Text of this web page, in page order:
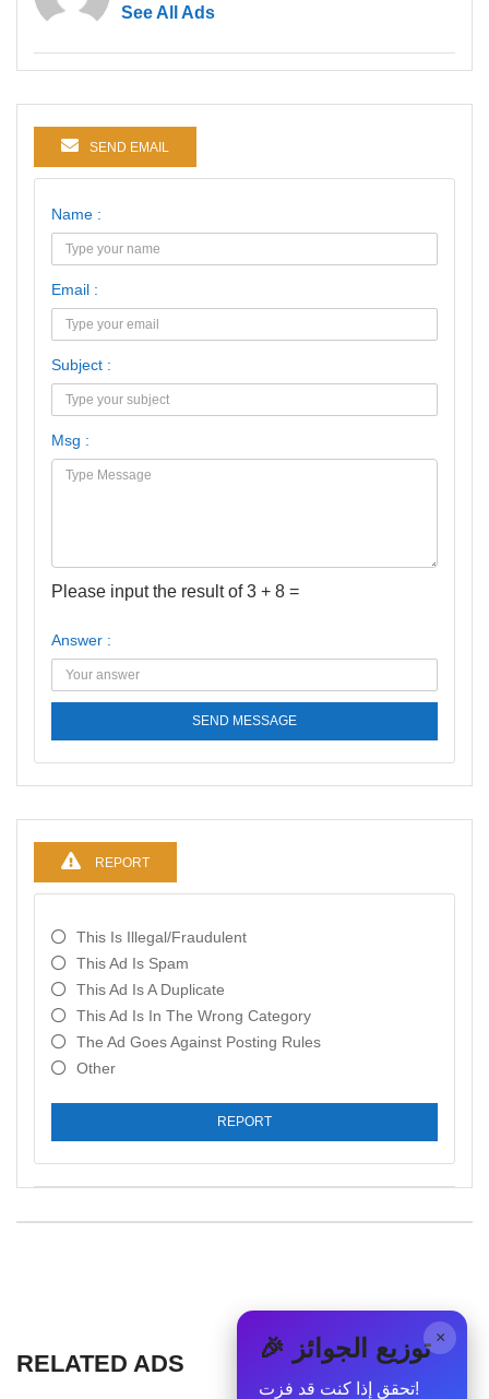
See All Ads
SEND EMAIL
Name :
Email :
Subject :
Msg :
Please input the result of 3 + 8 =
Answer :
SEND MESSAGE
REPORT
This Is Illegal/fraudulent
This Ad Is Spam
This Ad Is A Duplicate
This Ad Is In The Wrong Category
The Ad Goes Against Posting Rules
Other
REPORT
RELATED ADS
× 🎉 توزيع الجوائز
تحقق إذا كنت قد فزت!